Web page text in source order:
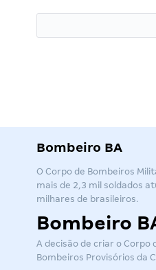
Bombeiro BA
O Corpo de Bombeiros
mais de 2,3 mil soldados
milhares de brasileiros.
Bombeiro
A decisão de criar o
Bombeiros Provisórios da